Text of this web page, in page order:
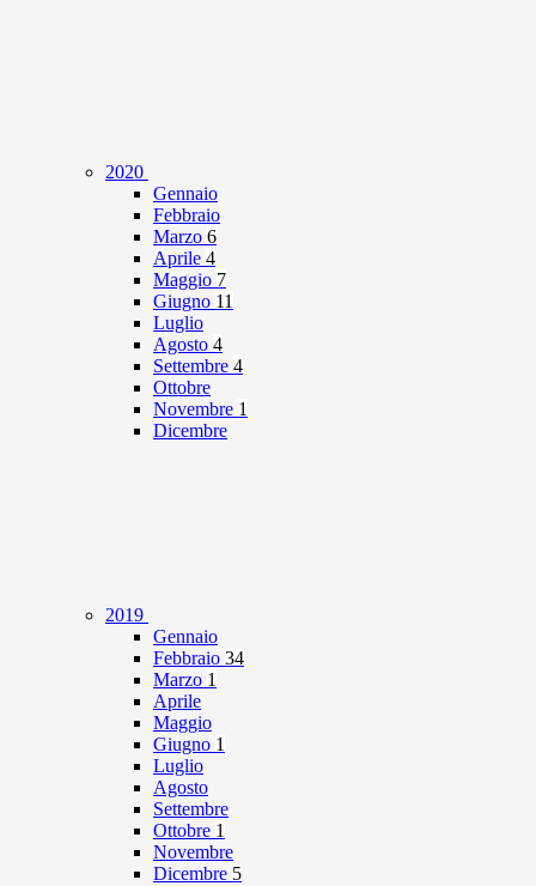
2020
Gennaio
Febbraio
Marzo 6
Aprile 4
Maggio 7
Giugno 11
Luglio
Agosto 4
Settembre 4
Ottobre
Novembre 1
Dicembre
2019
Gennaio
Febbraio 34
Marzo 1
Aprile
Maggio
Giugno 1
Luglio
Agosto
Settembre
Ottobre 1
Novembre
Dicembre 5